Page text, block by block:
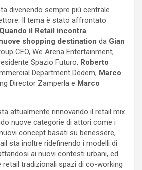
divenendo sempre più centrale
Il tema è stato affrontato
Quando il Retail incontra
shopping destination da Gian
CEO, We Arena Entertainment;
Spazio Futuro, Roberto
Department Dedem, Marco
Director Zamperla e Marco
attualmente rinnovando il retail mix
nuove categorie di attori come i
concept basati su benessere,
sta inoltre ridefinendo i modelli di
ai nuovi contesti urbani, ed
retail tradizionali spazi di co-working